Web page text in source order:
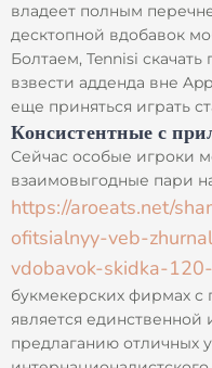
владеет полным
десктопной вдобавок
Болтаем, Tennisi
взвести адденда вне
еще приняться играть
Консистентные с
Сейчас особые игроки
взаимовыгодные пари
https://aroeats.net/
ofitsialnyy-veb-
vdobavok-skidka-
букмекерских фирмах
является единственной
предлаганию отличных